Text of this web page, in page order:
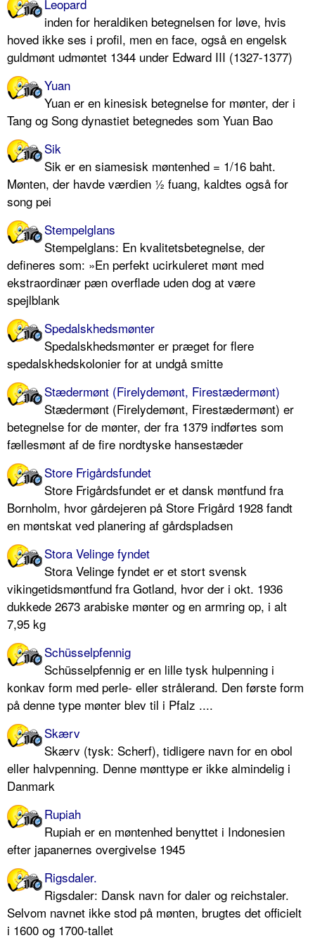
Leopard
inden for heraldiken betegnelsen for løve, hvis
hoved ikke ses i profil, men en face, også en engelsk
guldmønt udmøntet 1344 under Edward III (1327-1377)
Yuan
Yuan er en kinesisk betegnelse for mønter, der i
Tang og Song dynastiet betegnedes som Yuan Bao
Sik
Sik er en siamesisk møntenhed = 1/16 baht.
Mønten, der havde værdien ½ fuang, kaldtes også for
song pei
Stempelglans
Stempelglans: En kvalitetsbetegnelse, der
defineres som: »En perfekt ucirkuleret mønt med
ekstraordinær pæn overflade uden dog at være
spejlblank
Spedalskhedsmønter
Spedalskhedsmønter er præget for flere
spedalskhedskolonier for at undgå smitte
Stædermønt (Firelydemønt, Firestædermønt)
Stædermønt (Firelydemønt, Firestædermønt) er
betegnelse for de mønter, der fra 1379 indførtes som
fællesmønt af de fire nordtyske hansestæder
Store Frigårdsfundet
Store Frigårdsfundet er et dansk møntfund fra
Bornholm, hvor gårdejeren på Store Frigård 1928 fandt
en møntskat ved planering af gårdspladsen
Stora Velinge fyndet
Stora Velinge fyndet er et stort svensk
vikingetidsmøntfund fra Gotland, hvor der i okt. 1936
dukkede 2673 arabiske mønter og en armring op, i alt
7,95 kg
Schüsselpfennig
Schüsselpfennig er en lille tysk hulpenning i
konkav form med perle- eller strålerand. Den første form
på denne type mønter blev til i Pfalz ....
Skærv
Skærv (tysk: Scherf), tidligere navn for en obol
eller halvpenning. Denne mønttype er ikke almindelig i
Danmark
Rupiah
Rupiah er en møntenhed benyttet i Indonesien
efter japanernes overgivelse 1945
Rigsdaler.
Rigsdaler: Dansk navn for daler og reichstaler.
Selvom navnet ikke stod på mønten, brugtes det officielt
i 1600 og 1700-tallet